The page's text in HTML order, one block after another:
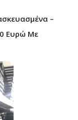
–
Ευρώ Με